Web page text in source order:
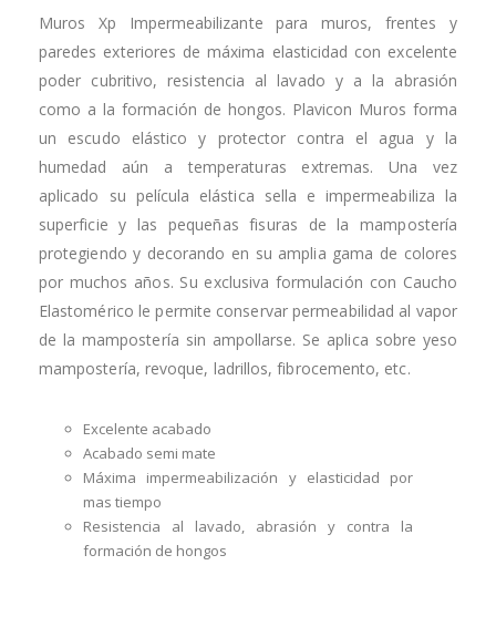
Muros Xp Impermeabilizante para muros, frentes y
paredes exteriores de máxima elasticidad con excelente
poder cubritivo, resistencia al lavado y a la abrasión
como a la formación de hongos. Plavicon Muros forma
un escudo elástico y protector contra el agua y la
humedad aún a temperaturas extremas. Una vez
aplicado su película elástica sella e impermeabiliza la
superficie y las pequeñas fisuras de la mampostería
protegiendo y decorando en su amplia gama de colores
por muchos años. Su exclusiva formulación con Caucho
Elastomérico le permite conservar permeabilidad al vapor
de la mampostería sin ampollarse. Se aplica sobre yeso
mampostería, revoque, ladrillos, fibrocemento, etc.
Excelente acabado
Acabado semi mate
Máxima impermeabilización y elasticidad por
mas tiempo
Resistencia al lavado, abrasión y contra la
formación de hongos